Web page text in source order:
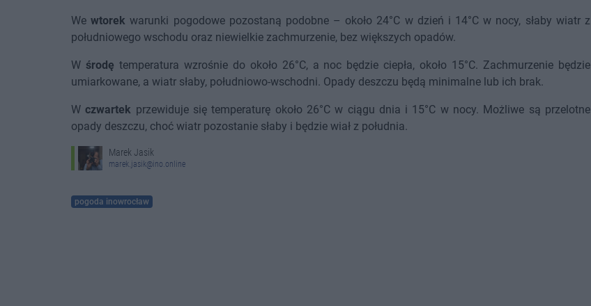
Wewtorek warunki pogodowe pozostaną podobne – około 24°C w dzień i 14°C w nocy, słaby wiatr z
południowego wschodu oraz niewielkie zachmurzenie, bez większych opadów.
W środę temperatura wzrośnie do około 26°C, a noc będzie ciepła, około 15°C. Zachmurzenie będzie
umiarkowane, a wiatr słaby, południowo-wschodni. Opady deszczu będą minimalne lub ich brak.
Wczwartek przewiduje się temperaturę około 26°C w ciągu dnia i 15°C w nocy. Możliwe są przelotne
opady deszczu, choć wiatr pozostanie słaby i będzie wiał z południa.
Marek Jasik
marek.jasik@ino.online
pogoda inowrocław